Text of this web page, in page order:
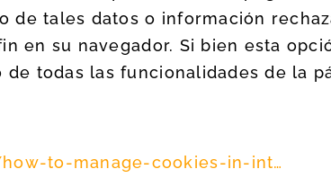
tales datos o información
en su navegador. Si bien esta
todas las funcionalidades de la
to-manage-cookies-in-int…